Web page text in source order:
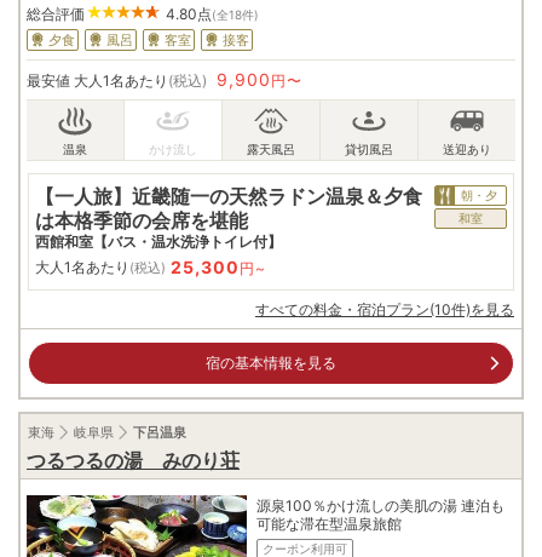
総合評価 4.80 点(全18件)
夕食 風呂 客室 接客
最安値 大人1名あたり (税込) 9,900 円〜
【一人旅】近畿随一の天然ラドン温泉＆夕食
は本格季節の会席を堪能
西館和室【バス・温水洗浄トイレ付】
朝・夕
和室
大人1名あたり (税込) 25,300 円~
すべての料金・宿泊プラン(10件)を見る
宿の基本情報を見る
東海 岐阜県 下呂温泉
つるつるの湯 みのり荘
源泉100％かけ流しの美肌の湯 連泊も
可能な滞在型温泉旅館
クーポン利用可